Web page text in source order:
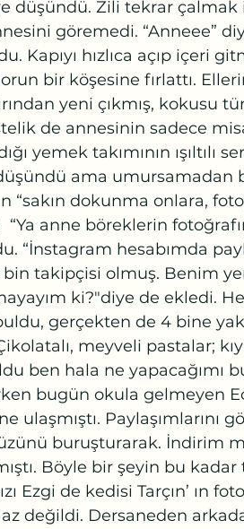
düşündü. Zili tekrar çalmak
göremedi. “Anneee”
hızlıca açıp içeri
bir köşesine fırlattı.
yeni çıkmış, kokusu
de annesinin sadece
yemek takımının ışıltılı
ama umursamadan
dokunma onlara,
“Ya anne böreklerin
“İnstagram hesabımda
bin takipçisi olmuş. Benim
ki?"diye de ekledi.
gerçekten de 4 bine
meyveli pastalar;
ben hala ne yapacağımı
bugün okula gelmeyen
ulaşmıştı. Paylaşımlarını
buruşturarak. İndirim
Böyle bir şeyin bu
Ezgi de kedisi Tarçın’ ın
değildi. Dersaneden